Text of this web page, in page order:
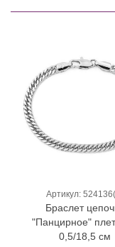
Артикул:
Браслет
"Панцирное"
0,5/18,5 см